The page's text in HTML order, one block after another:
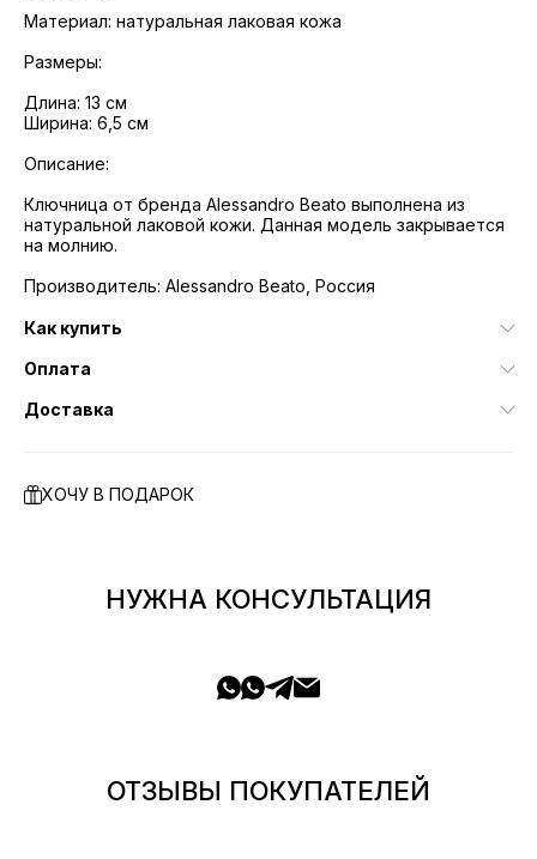
Материал: натуральная лаковая кожа
Размеры:
Длина: 13 см
Ширина: 6,5 см
Описание:
Ключница от бренда Alessandro Beato выполнена из
натуральной лаковой кожи. Данная модель закрывается
на молнию.
Производитель: Alessandro Beato, Россия
Как купить
Оплата
Доставка
ХОЧУ В ПОДАРОК
НУЖНА КОНСУЛЬТАЦИЯ
ОТЗЫВЫ ПОКУПАТЕЛЕЙ